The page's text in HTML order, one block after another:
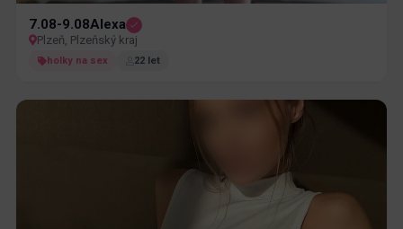
7.08-9.08Alexa
Plzeň, Plzeňský kraj
holky na sex 22 let